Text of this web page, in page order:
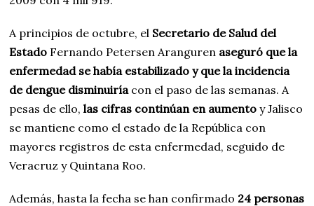
A principios de octubre, el Secretario de Salud del
Estado Fernando Petersen Aranguren aseguró que la
enfermedad se había estabilizado y que la incidencia
de dengue disminuiríacon el paso de las semanas. A
pesas de ello,las cifras continúan en aumento y Jalisco
se mantiene como el estado de la República con
mayores registros de esta enfermedad, seguido de
Veracruz y Quintana Roo.
Además, hasta la fecha se han confirmado 24 personas